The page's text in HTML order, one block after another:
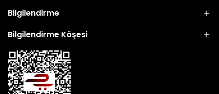
Bilgilendirme
Bilgilendirme Köşesi